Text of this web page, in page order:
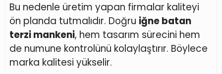
Bu nedenle üretim yapan firmalar kaliteyi
ön planda tutmalıdır. Doğru iğne batan
terzi mankeni, hem tasarım sürecini hem
de numune kontrolünü kolaylaştırır. Böylece
marka kalitesi yükselir.